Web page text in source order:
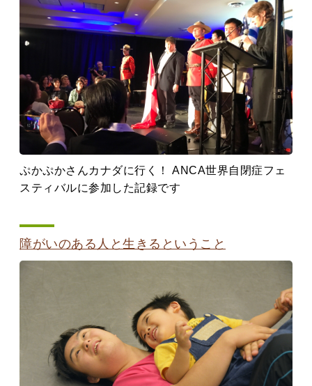
ぷかぷかさんカナダに行く！ ANCA世界自閉症フェ
スティバルに参加した記録です
障がいのある人と生きるということ